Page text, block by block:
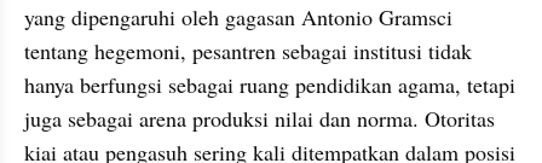
yang dipengaruhi oleh gagasan Antonio Gramsci
tentang hegemoni, pesantren sebagai institusi tidak
hanya berfungsi sebagai ruang pendidikan agama, tetapi
juga sebagai arena produksi nilai dan norma. Otoritas
kiai atau pengasuh sering kali ditempatkan dalam posisi